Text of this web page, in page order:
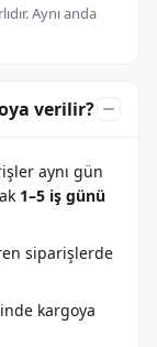
Aynı anda
verilir?
aynı gün
1–5 iş günü
siparişlerde
kargoya